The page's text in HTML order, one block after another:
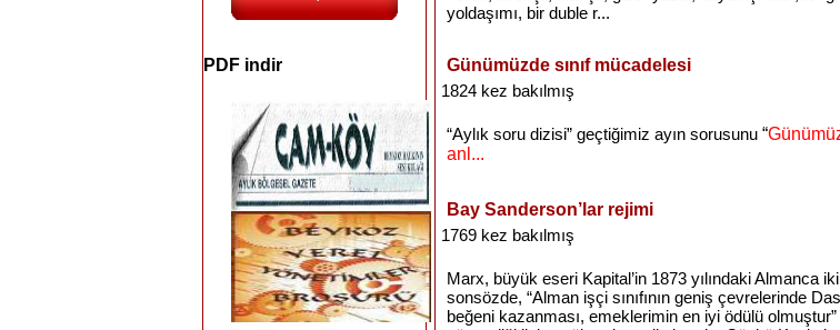
PDF indir
yoldaşımı, bir duble r...
Günümüzde sınıf mücadelesi
1824 kez bakılmış
“Aylık soru dizisi” geçtiğimiz ayın sorusunu “
anl...
Bay Sanderson’lar rejimi
1769 kez bakılmış
Marx, büyük eseri Kapital’in 1873 yılındaki Almanca
sonsözde, “Alman işçi sınıfının geniş çevrelerinde
beğeni kazanması, emeklerimin en iyi ödülü